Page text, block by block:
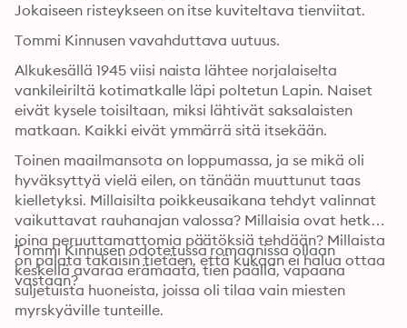
Jokaiseen risteykseen on itse kuviteltava tienviitat.
Tommi Kinnusen vavahduttava uutuus.
Alkukesällä 1945 viisi naista lähtee norjalaiselta
vankileiriltä kotimatkalle läpi poltetun Lapin. Naiset
eivät kysele toisiltaan, miksi lähtivät saksalaisten
matkaan. Kaikki eivät ymmärrä sitä itsekään.
Toinen maailmansota on loppumassa, ja se mikä oli
hyväksyttyä vielä eilen, on tänään muuttunut taas
kielletyksi. Millaisilta poikkeusaikana tehdyt valinnat
vaikuttavat rauhanajan valossa? Millaisia ovat hetket,
joina peruuttamattomia päätöksiä tehdään? Millaista
on palata takaisin tietäen, että kukaan ei halua ottaa
vastaan?
Tommi Kinnusen odotetussa romaanissa ollaan
keskellä avaraa erämaata, tien päällä, vapaana
suljetuista huoneista, joissa oli tilaa vain miesten
myrskyäville tunteille.